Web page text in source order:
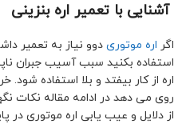
آشنایی با تعمیر اره بنزینی
اگر اره موتوری دوو نیاز به تعمیر
استفاده بکنید سبب آسیب جبران
اره از کار بیفتد و بلا استفاده شود.
روی می دهد در ادامه مقاله نکات
از دلایل و عیب یابی اره موتوری در